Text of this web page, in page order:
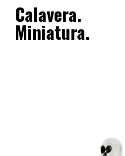
Calavera.
Miniatura.